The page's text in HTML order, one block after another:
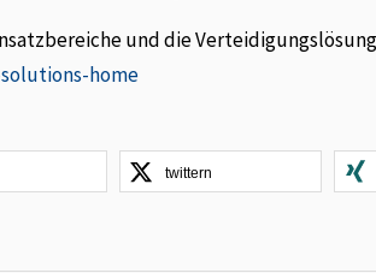
und die
home
twittern